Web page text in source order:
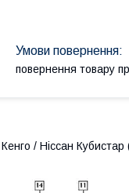
повернення товару
/ Ніссан